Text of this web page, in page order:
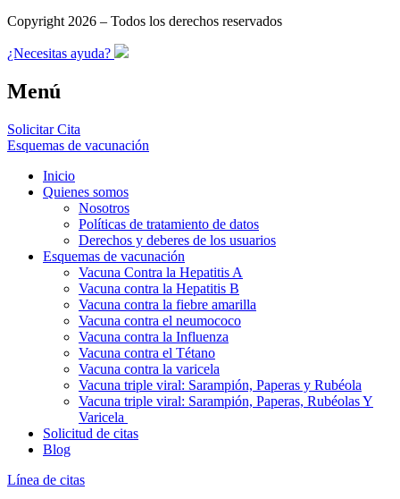
Copyright 2026 – Todos los derechos reservados
¿Necesitas ayuda?
Menú
Solicitar Cita
Esquemas de vacunación
Inicio
Quienes somos
Nosotros
Políticas de tratamiento de datos
Derechos y deberes de los usuarios
Esquemas de vacunación
Vacuna Contra la Hepatitis A
Vacuna contra la Hepatitis B
Vacuna contra la fiebre amarilla
Vacuna contra el neumococo
Vacuna contra la Influenza
Vacuna contra el Tétano
Vacuna contra la varicela
Vacuna triple viral: Sarampión, Paperas y Rubéola
Vacuna triple viral: Sarampión, Paperas, Rubéolas Y
Varicela
Solicitud de citas
Blog
Línea de citas